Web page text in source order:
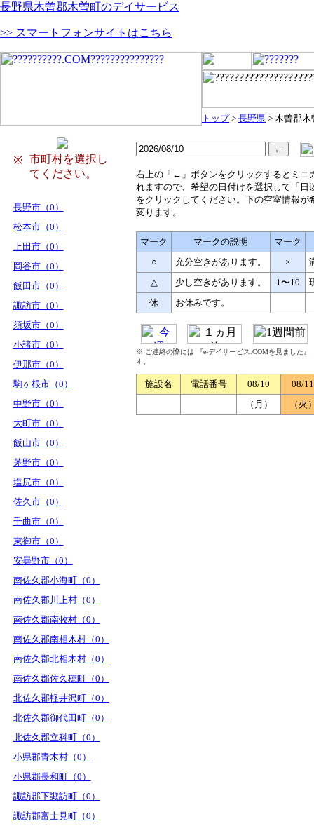
長野県木曽郡木曽町のデイサービス
>> スマートフォンサイトはこちら
トップ> 長野県 > 木曽郡木
※
市町村を選択し
てください。
長野市（0）
松本市（0）
上田市（0）
岡谷市（0）
飯田市（0）
諏訪市（0）
須坂市（0）
小諸市（0）
伊那市（0）
駒ヶ根市（0）
中野市（0）
大町市（0）
飯山市（0）
茅野市（0）
塩尻市（0）
佐久市（0）
千曲市（0）
東御市（0）
安曇野市（0）
南佐久郡小海町（0）
南佐久郡川上村（0）
南佐久郡南牧村（0）
南佐久郡南相木村（0）
南佐久郡北相木村（0）
南佐久郡佐久穂町（0）
北佐久郡軽井沢町（0）
北佐久郡御代田町（0）
北佐久郡立科町（0）
小県郡青木村（0）
小県郡長和町（0）
諏訪郡下諏訪町（0）
諏訪郡富士見町（0）
右上の「←」ボタンをクリックするとミニ
れますので、希望の日付けを選択して「日
をクリックしてください。下の空室情報が
変ります。
マーク マークの説明
マーク
○
充分空きがあります。 ×
△
少し空きがあります。 1〜10
休
お休みです。
※ ご連絡の際には 『e-デイサービス.COMを見ました
す。
施設名 電話番号 08/10
08/11
（月）
（火